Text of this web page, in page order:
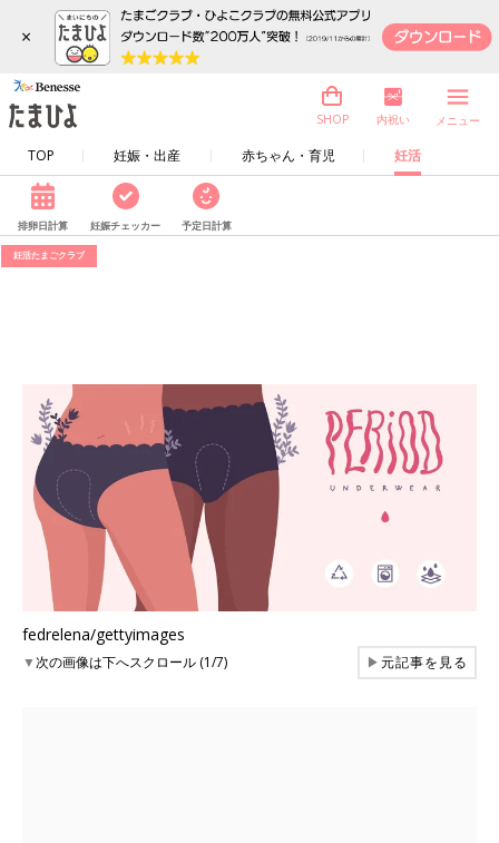
×
TOP 妊娠・出産 赤ちゃん・育児 妊活
SHOP 内祝い メニュー
排卵日計算 妊娠チェッカー 予定日計算
妊活たまごクラブ
fedrelena/gettyimages
▼次の画像は下へスクロール (1/7) ▶元記事を見る